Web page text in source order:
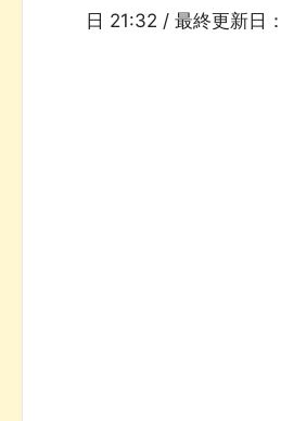
日 21:32 / 最終更新日：